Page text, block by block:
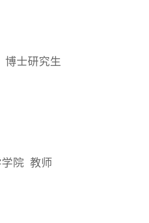
博士研究生
院 教师